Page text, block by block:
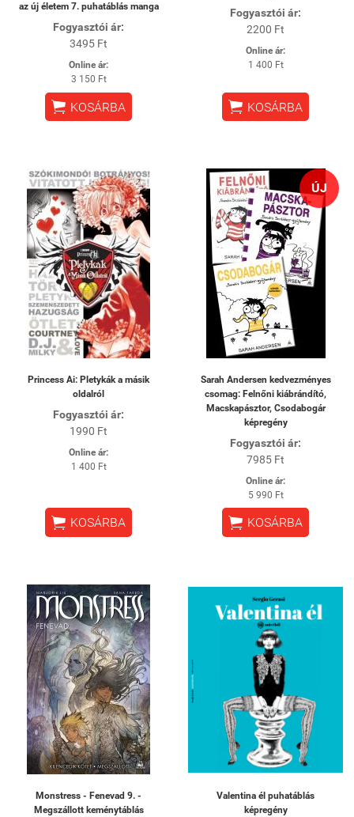
az új életem 7. puhatáblás manga
Fogyasztói ár:
3495 Ft
Online ár:
3 150 Ft
 KOSÁRBA
Fogyasztói ár:
2200 Ft
Online ár:
1 400 Ft
 KOSÁRBA
Princess Ai: Pletykák a másik
oldalról
Fogyasztói ár:
1990 Ft
Online ár:
1 400 Ft
 KOSÁRBA
ÚJ
Sarah Andersen kedvezményes
csomag: Felnőni kiábrándító,
Macskapásztor, Csodabogár
képregény
Fogyasztói ár:
7985 Ft
Online ár:
5 990 Ft
 KOSÁRBA
Monstress - Fenevad 9. -
Megszállott keménytáblás
Valentina él puhatáblás
képregény